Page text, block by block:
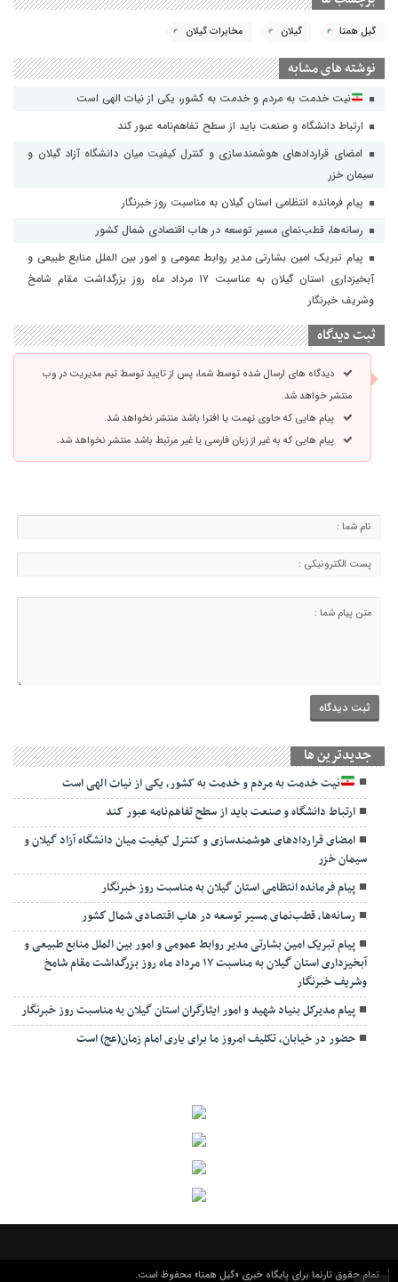
گیل همتا گیلان مخابرات گیلان
نوشته های مشابه
نیت خدمت به مردم و خدمت به کشور، یکی از نیات الهی است
ارتباط دانشگاه و صنعت باید از سطح تفاهم‌نامه عبور کند
امضای قراردادهای هوشمندسازی و کنترل کیفیت میان دانشگاه آزاد گیلان و
سیمان خزر
پیام فرمانده انتظامی استان گیلان به مناسبت روز خبرنگار
رسانه‌ها، قطب‌نمای مسیر توسعه در هاب اقتصادی شمال كشور
پیام تبریک امین بشارتی مدیر روابط عمومی و امور بین الملل منابع طبیعی و
آبخیزداری استان گیلان به مناسبت ۱۷ مرداد ماه روز بزرگداشت مقام شامخ
وشریف خبرنگار
ثبت دیدگاه
دیدگاه های ارسال شده توسط شما، پس از تایید توسط تیم مدیریت در وب
منتشر خواهد شد.
پیام هایی که حاوی تهمت یا افترا باشد منتشر نخواهد شد.
پیام هایی که به غیر از زبان فارسی یا غیر مرتبط باشد منتشر نخواهد شد.
جديدترين ها
نیت خدمت به مردم و خدمت به کشور، یکی از نیات الهی است
ارتباط دانشگاه و صنعت باید از سطح تفاهم‌نامه عبور کند
امضای قراردادهای هوشمندسازی و کنترل کیفیت میان دانشگاه آزاد گیلان و
سیمان خزر
پیام فرمانده انتظامی استان گیلان به مناسبت روز خبرنگار
رسانه‌ها، قطب‌نمای مسیر توسعه در هاب اقتصادی شمال كشور
پیام تبریک امین بشارتی مدیر روابط عمومی و امور بین الملل منابع طبیعی و
آبخیزداری استان گیلان به مناسبت ۱۷ مرداد ماه روز بزرگداشت مقام شامخ
وشریف خبرنگار
پیام مدیرکل بنیاد شهید و امور ایثارگران استان گیلان به مناسبت روز خبرنگار
حضور در خیابان، تکلیف امروز ما برای یاری امام زمان(عج) است
تمام حقوق تارنما برای پایگاه خبری «گیل همتا» محفوظ است.